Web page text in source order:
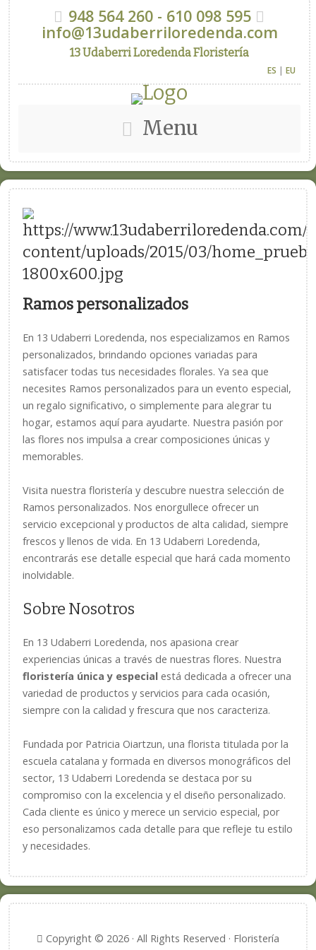
948 564 260 - 610 098 595
info@13udaberriloredenda.com
13 Udaberri Loredenda Floristería
ES | EU
Menu
Ramos personalizados
En 13 Udaberri Loredenda, nos especializamos en Ramos
personalizados, brindando opciones variadas para
satisfacer todas tus necesidades florales. Ya sea que
necesites Ramos personalizados para un evento especial,
un regalo significativo, o simplemente para alegrar tu
hogar, estamos aquí para ayudarte. Nuestra pasión por
las flores nos impulsa a crear composiciones únicas y
memorables.
Visita nuestra floristería y descubre nuestra selección de
Ramos personalizados. Nos enorgullece ofrecer un
servicio excepcional y productos de alta calidad, siempre
frescos y llenos de vida. En 13 Udaberri Loredenda,
encontrarás ese detalle especial que hará cada momento
inolvidable.
Sobre Nosotros
En 13 Udaberri Loredenda, nos apasiona crear
experiencias únicas a través de nuestras flores. Nuestra
floristería única y especial está dedicada a ofrecer una
variedad de productos y servicios para cada ocasión,
siempre con la calidad y frescura que nos caracteriza.
Fundada por Patricia Oiartzun, una florista titulada por la
escuela catalana y formada en diversos monográficos del
sector, 13 Udaberri Loredenda se destaca por su
compromiso con la excelencia y el diseño personalizado.
Cada cliente es único y merece un servicio especial, por
eso personalizamos cada detalle para que refleje tu estilo
y necesidades.
Copyright © 2026 · All Rights Reserved · Floristería